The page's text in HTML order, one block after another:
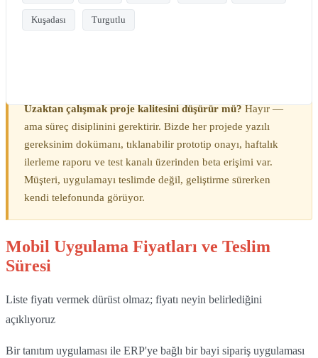
Kuşadası Turgutlu
Uzaktan çalışmak proje kalitesini düşürür mü?Hayır —
ama süreç disiplinini gerektirir. Bizde her projede yazılı
gereksinim dokümanı, tıklanabilir prototip onayı, haftalık
ilerleme raporu ve test kanalı üzerinden beta erişimi var.
Müşteri, uygulamayı teslimde değil, geliştirme sürerken
kendi telefonunda görüyor.
Mobil Uygulama Fiyatları ve Teslim
Süresi
Liste fiyatı vermek dürüst olmaz; fiyatı neyin belirlediğini
açıklıyoruz
Bir tanıtım uygulaması ile ERP'ye bağlı bir bayi sipariş uygulaması